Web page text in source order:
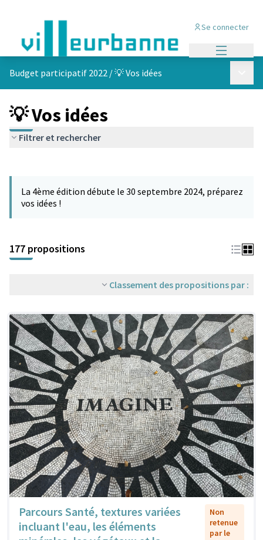
Se connecter
Budget participatif 2022 /💡 Vos idées
💡 Vos idées
Filtrer et rechercher
−
La 4ème édition débute le 30 septembre 2024, préparez
vos idées !
177 propositions
Classement des propositions par :
Parcours Santé, textures variées
incluant l'eau, les éléments
Non
retenue
par le